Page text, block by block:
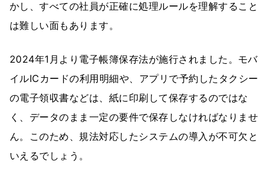
かし、すべての社員が正確に処理ルールを理解すること
は難しい面もあります。
2024年1月より電子帳簿保存法が施行されました。モバ
イルICカードの利用明細や、アプリで予約したタクシー
の電子領収書などは、紙に印刷して保存するのではな
く、データのまま一定の要件で保存しなければなりませ
ん。このため、規法対応したシステムの導入が不可欠と
いえるでしょう。